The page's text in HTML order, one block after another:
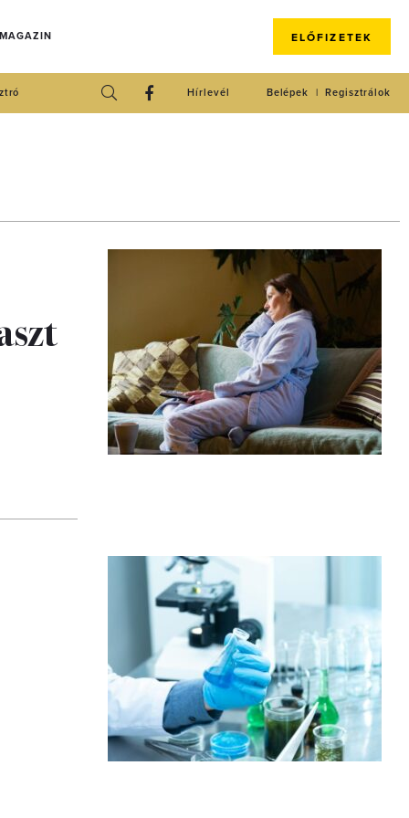
ELŐFIZETEK
Regisztrálok
Belépek
Hírlevél